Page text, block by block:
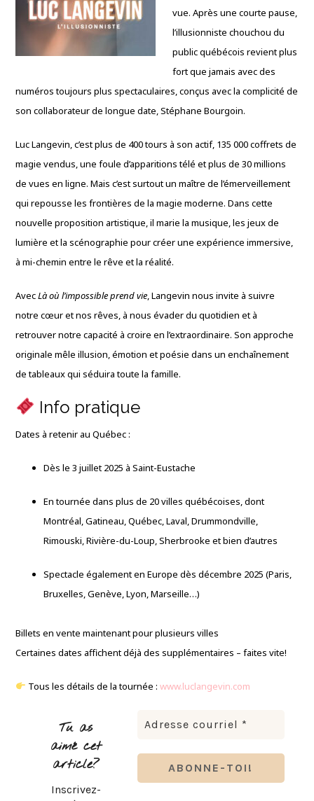
vue. Après une courte pause,
l’illusionniste chouchou du
public québécois revient plus
fort que jamais avec des
numéros toujours plus spectaculaires, conçus avec la complicité de
son collaborateur de longue date, Stéphane Bourgoin.
Luc Langevin, c’est plus de 400 tours à son actif, 135 000 coffrets de
magie vendus, une foule d’apparitions télé et plus de 30 millions
de vues en ligne. Mais c’est surtout un maître de l’émerveillement
qui repousse les frontières de la magie moderne. Dans cette
nouvelle proposition artistique, il marie la musique, les jeux de
lumière et la scénographie pour créer une expérience immersive,
à mi-chemin entre le rêve et la réalité.
AvecLà où l’impossible prend vie, Langevin nous invite à suivre
notre cœur et nos rêves, à nous évader du quotidien et à
retrouver notre capacité à croire en l’extraordinaire. Son approche
originale mêle illusion, émotion et poésie dans un enchaînement
de tableaux qui séduira toute la famille.
Info pratique
Dates à retenir au Québec :
Dès le 3 juillet 2025 à Saint-Eustache
En tournée dans plus de 20 villes québécoises, dont
Montréal, Gatineau, Québec, Laval, Drummondville,
Rimouski, Rivière-du-Loup, Sherbrooke et bien d’autres
Spectacle également en Europe dès décembre 2025 (Paris,
Bruxelles, Genève, Lyon, Marseille…)
Billets en vente maintenant pour plusieurs villes
Certaines dates affichent déjà des supplémentaires – faites vite!
Tous les détails de la tournée :www.luclangevin.com
Tu as
aimé cet
article?
Inscrivez-